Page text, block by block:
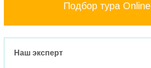
Подбор тура Online
Наш эксперт